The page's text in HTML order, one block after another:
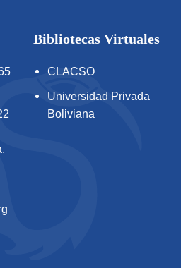
Bibliotecas Virtuales
CLACSO
Universidad Privada
Boliviana